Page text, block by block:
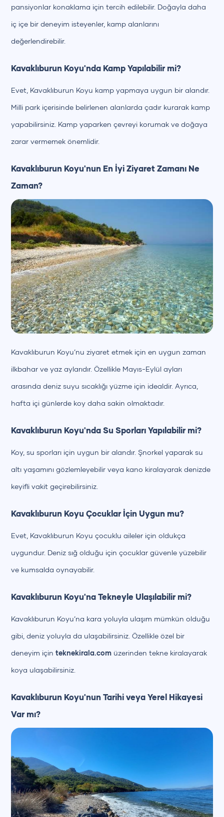
pansiyonlar konaklama için tercih edilebilir. Doğayla daha
iç içe bir deneyim isteyenler, kamp alanlarını
değerlendirebilir.
Kavaklıburun Koyu'nda Kamp Yapılabilir mi?
Evet, Kavaklıburun Koyu kamp yapmaya uygun bir alandır.
Milli park içerisinde belirlenen alanlarda çadır kurarak kamp
yapabilirsiniz. Kamp yaparken çevreyi korumak ve doğaya
zarar vermemek önemlidir.
Kavaklıburun Koyu'nun En İyi Ziyaret Zamanı Ne
Zaman?
Kavaklıburun Koyu’nu ziyaret etmek için en uygun zaman
ilkbahar ve yaz aylarıdır. Özellikle Mayıs-Eylül ayları
arasında deniz suyu sıcaklığı yüzme için idealdir. Ayrıca,
hafta içi günlerde koy daha sakin olmaktadır.
Kavaklıburun Koyu'nda Su Sporları Yapılabilir mi?
Koy, su sporları için uygun bir alandır. Şnorkel yaparak su
altı yaşamını gözlemleyebilir veya kano kiralayarak denizde
keyifli vakit geçirebilirsiniz.
Kavaklıburun Koyu Çocuklar İçin Uygun mu?
Evet, Kavaklıburun Koyu çocuklu aileler için oldukça
uygundur. Deniz sığ olduğu için çocuklar güvenle yüzebilir
ve kumsalda oynayabilir.
Kavaklıburun Koyu'na Tekneyle Ulaşılabilir mi?
Kavaklıburun Koyu’na kara yoluyla ulaşım mümkün olduğu
gibi, deniz yoluyla da ulaşabilirsiniz. Özellikle özel bir
deneyim içinteknekirala.com üzerinden tekne kiralayarak
koya ulaşabilirsiniz.
Kavaklıburun Koyu'nun Tarihi veya Yerel Hikayesi
Var mı?